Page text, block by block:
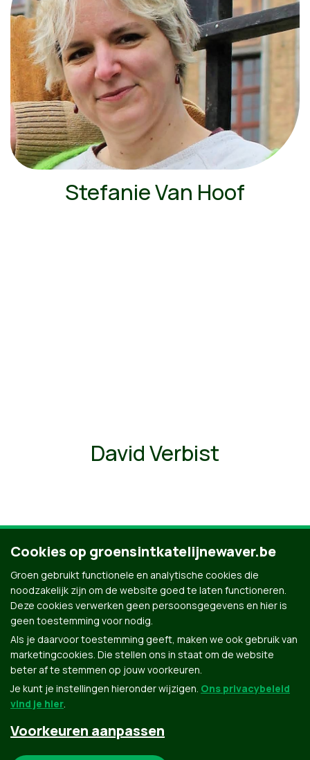
Stefanie Van Hoof
David Verbist
Ontdek al onze mensen
Groen.be
Cookies op groensintkatelijnewaver.be
Groen gebruikt functionele en analytische cookies die
noodzakelijk zijn om de website goed te laten functioneren.
Deze cookies verwerken geen persoonsgegevens en hier is
geen toestemming voor nodig.
Als je daarvoor toestemming geeft, maken we ook gebruik van
marketingcookies. Die stellen ons in staat om de website
beter af te stemmen op jouw voorkeuren.
Je kunt je instellingen hieronder wijzigen. Ons privacybeleid
vind je hier.
Voorkeuren aanpassen